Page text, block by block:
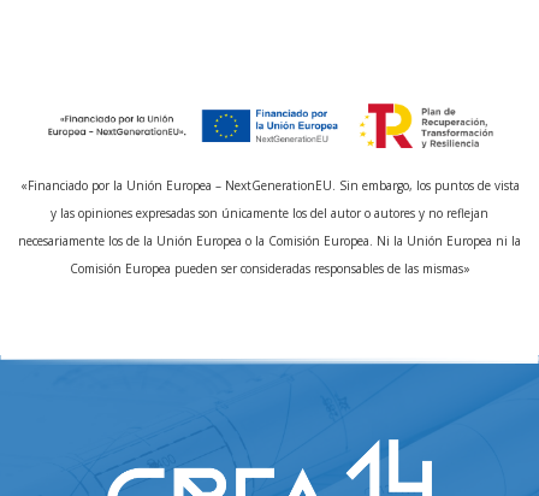
«Financiado por la Unión Europea – NextGenerationEU. Sin embargo, los puntos de vista
y las opiniones expresadas son únicamente los del autor o autores y no reflejan
necesariamente los de la Unión Europea o la Comisión Europea. Ni la Unión Europea ni la
Comisión Europea pueden ser consideradas responsables de las mismas»